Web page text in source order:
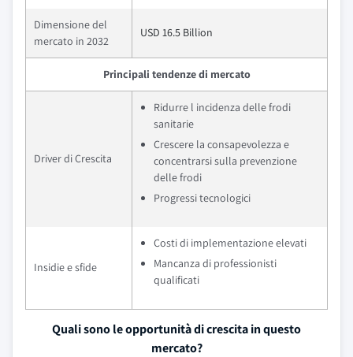
Dimensione del
mercato in 2032
USD 16.5 Billion
Principali tendenze di mercato
Driver di Crescita
Ridurre l incidenza delle frodi
sanitarie
Crescere la consapevolezza e
concentrarsi sulla prevenzione
delle frodi
Progressi tecnologici
Insidie e sfide
Costi di implementazione elevati
Mancanza di professionisti
qualificati
Quali sono le opportunità di crescita in questo
mercato?